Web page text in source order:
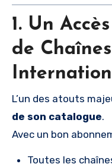
1. Un
de
L’un des atouts
de son catalogue.
Avec un bon
Toutes les